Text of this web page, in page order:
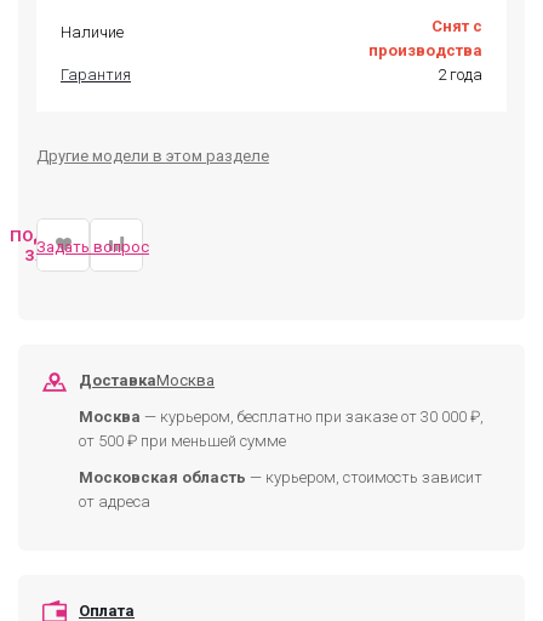
Наличие
Снят с
производства
Гарантия
2 года
Другие модели в этом разделе
ПОДОБРАТЬ
ЗАМЕНУ
Задать вопрос
ДоставкаМосква
Москва — курьером, бесплатно при заказе от 30 000 ₽,
от 500 ₽ при меньшей сумме
Московская область — курьером, стоимость зависит
от адреса
Оплата